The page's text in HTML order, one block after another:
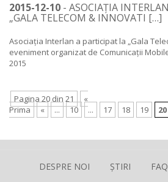
2015-12-10 - ASOCIAȚIA
„GALA TELECOM & INNOVATI […]
Asociația Interlan a participat la „Gala
eveniment organizat de Comunicații
2015
Pagina 20 din 21
«
Prima
« ... 10 ... 17 18 19 20
DESPRE NOI ȘTIRI FAQ